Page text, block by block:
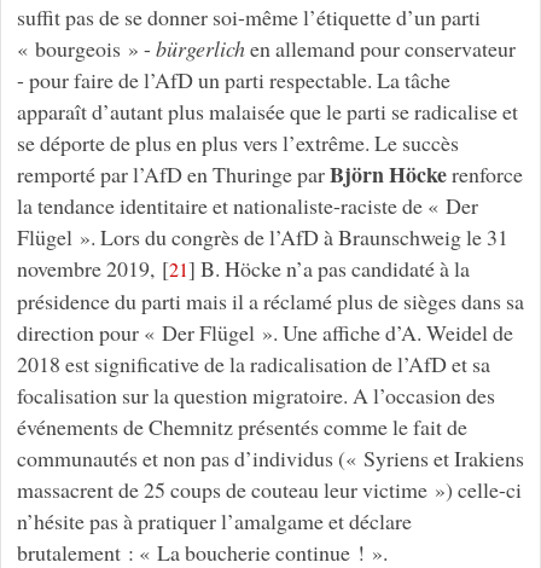
suffit pas de se donner soi-même l’étiquette d’un parti
« bourgeois » - bürgerlichen allemand pour conservateur
- pour faire de l’AfD un parti respectable. La tâche
apparaît d’autant plus malaisée que le parti se radicalise et
se déporte de plus en plus vers l’extrême. Le succès
remporté par l’AfD en Thuringe parBjörn Höckerenforce
la tendance identitaire et nationaliste-raciste de « Der
Flügel ». Lors du congrès de l’AfD à Braunschweig le 31
novembre 2019, [21] B. Höcke n’a pas candidaté à la
présidence du parti mais il a réclamé plus de sièges dans sa
direction pour « Der Flügel ». Une affiche d’A. Weidel de
2018 est significative de la radicalisation de l’AfD et sa
focalisation sur la question migratoire. A l’occasion des
événements de Chemnitz présentés comme le fait de
communautés et non pas d’individus (« Syriens et Irakiens
massacrent de 25 coups de couteau leur victime ») celle-ci
n’hésite pas à pratiquer l’amalgame et déclare
brutalement : « La boucherie continue ! ».